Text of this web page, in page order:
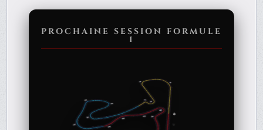
PROCHAINE SESSION FORMULE
1